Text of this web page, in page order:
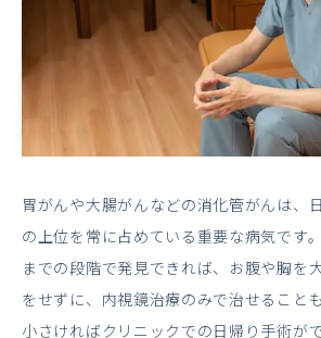
胃がんや大腸がんなどの消化管がんは、
の上位を常に占めている重要な病気です
までの段階で発見できれば、お腹や胸を
をせずに、内視鏡治療のみで治せること
小さければクリニックでの日帰り手術が